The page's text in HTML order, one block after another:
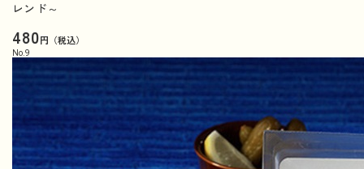
レンド～
480円（税込）
No. 9